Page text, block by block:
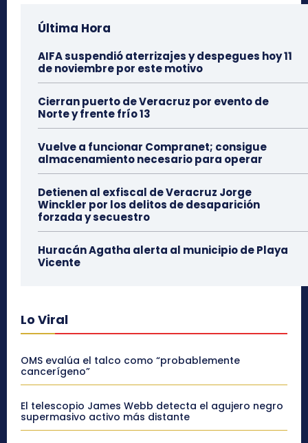
Última Hora
AIFA suspendió aterrizajes y despegues hoy 11
de noviembre por este motivo
Cierran puerto de Veracruz por evento de
Norte y frente frío 13
Vuelve a funcionar Compranet; consigue
almacenamiento necesario para operar
Detienen al exfiscal de Veracruz Jorge
Winckler por los delitos de desaparición
forzada y secuestro
Huracán Agatha alerta al municipio de Playa
Vicente
Lo Viral
OMS evalúa el talco como “probablemente
cancerígeno”
El telescopio James Webb detecta el agujero negro
supermasivo activo más distante